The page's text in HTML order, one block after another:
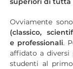
Ovviamente
(classico,
e professionali.
affidato a diversi
studenti al